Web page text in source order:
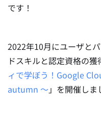
です！
2022年10月にユーザと
ドスキルと認定資格の
ィで学ぼう！Google
autumn 〜 」を開催しま